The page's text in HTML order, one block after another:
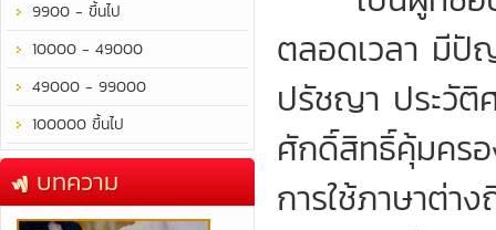
9900 - ขึ้นไป
10000 - 49000
49000 - 99000
100000 ขึ้นไป
บทความ
ตลอดเวลา มีปั
ปรัชญา ประวัติ
ศักดิ์สิทธิ์คุ้มคร
การใช้ภาษาต่า